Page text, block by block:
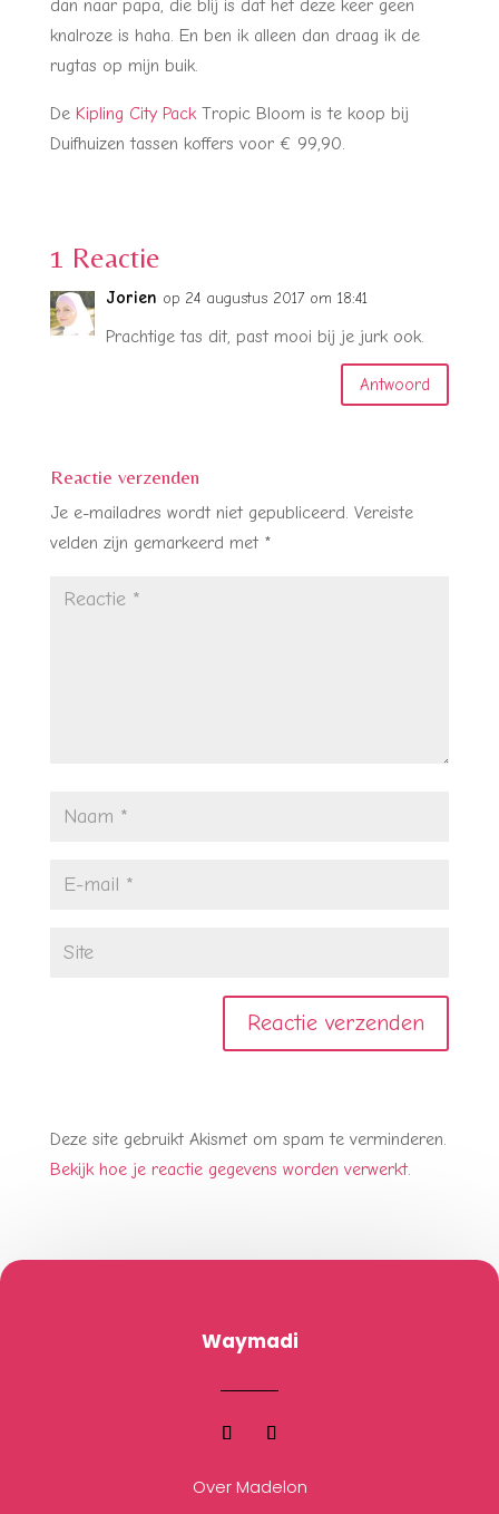
dan naar papa, die blij is dat het deze keer geen
knalroze is haha. En ben ik alleen dan draag ik de
rugtas op mijn buik.
De Kipling City PackTropic Bloom is te koop bij
Duifhuizen tassen koffers voor € 99,90.
1 Reactie
Jorien op 24 augustus 2017 om 18:41
Prachtige tas dit, past mooi bij je jurk ook.
Antwoord
Reactie verzenden
Je e-mailadres wordt niet gepubliceerd. Vereiste
velden zijn gemarkeerd met *
Deze site gebruikt Akismet om spam te verminderen.
Bekijk hoe je reactie gegevens worden verwerkt.
Waymadi
Over Madelon